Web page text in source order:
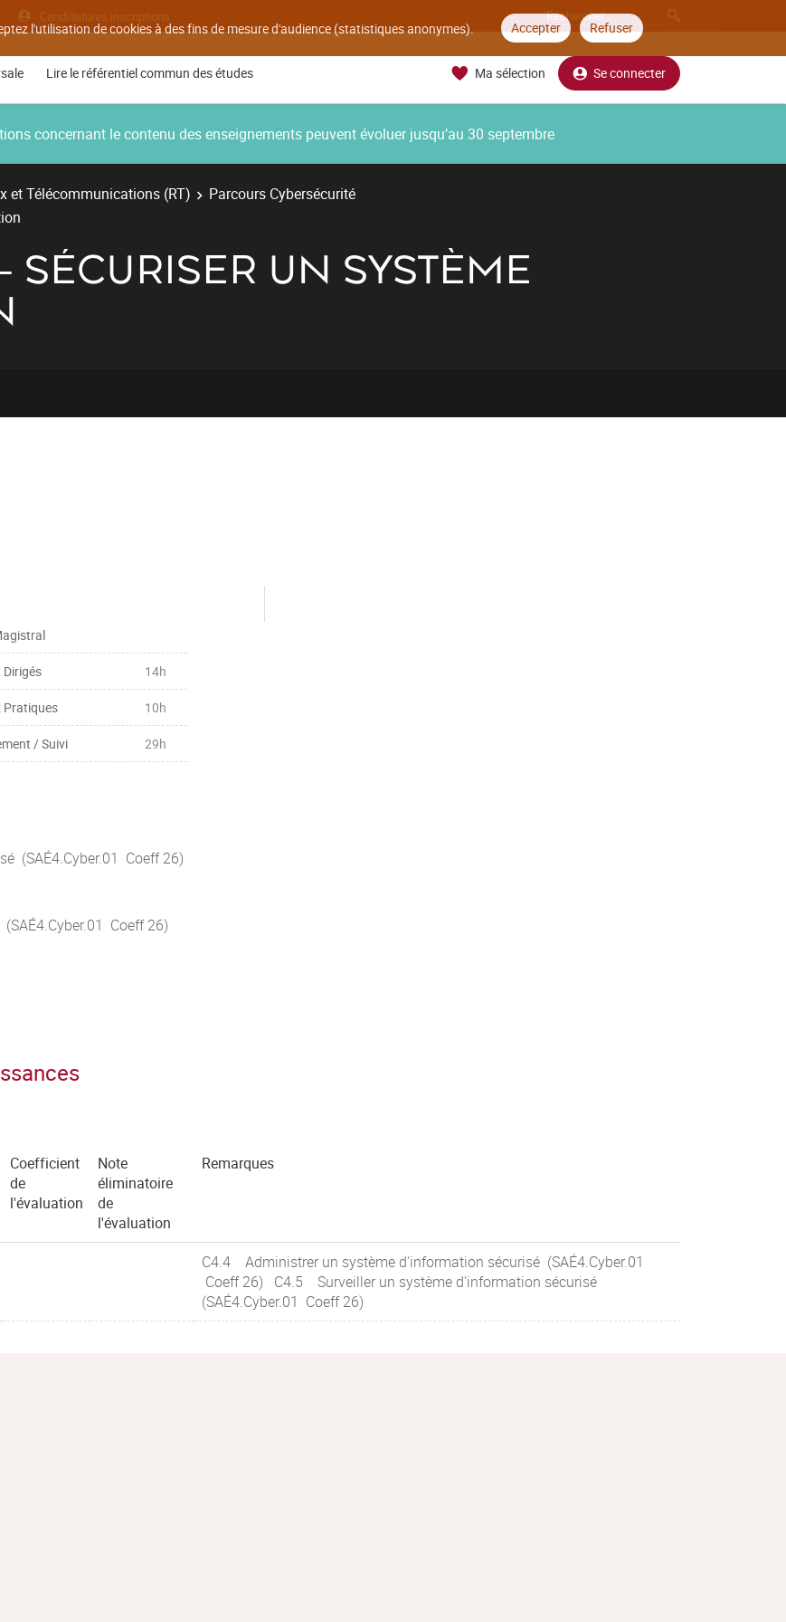
l'utilisation de cookies à des fins de mesure d'audience (statistiques anonymes). Accepter Refuser
Candidatures inscriptions
Lire le référentiel commun des études Ma sélection Se connecter
concernant le contenu des enseignements peuvent évoluer jusqu’au 30 septembre
et Télécommunications (RT)
Parcours Cybersécurité
SÉCURISER UN SYSTÈME
14h
Pratiques 10h
/ Suivi 29h
(SAÉ4.Cyber.01 Coeff 26)
Coeff 26)
Coefficient
de
l'évaluation
Note
éliminatoire
de
l'évaluation
Remarques
C4.4 Administrer un système d'information sécurisé (SAÉ4.Cyber.01
Coeff 26) C4.5 Surveiller un système d'information sécurisé
(SAÉ4.Cyber.01 Coeff 26)